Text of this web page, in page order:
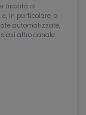
finalità di
in particolare, a
automatizzate,
altro canale